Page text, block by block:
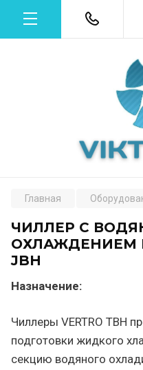
Главная
ЧИЛЛЕР С
ОХЛАЖДЕНИЕМ
JBH
Назначение:
Чиллеры VERTRO TBH
подготовки жидкого
секцию водяного